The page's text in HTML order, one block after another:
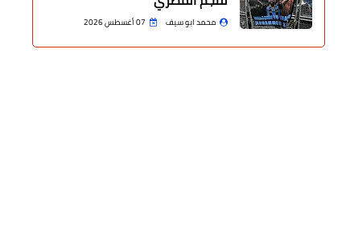
محمد ابو سيف 07 أغسطس 2026